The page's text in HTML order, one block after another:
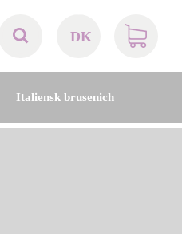
DK
BE
Italiensk brusenich